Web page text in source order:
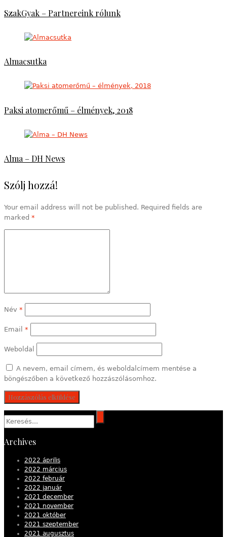
SzakGyak – Partnereink rólunk
Almacsutka
Paksi atomerőmű – élmények, 2018
Alma – DH News
Szólj hozzá!
Your email address will not be published. Required fields are
marked *
Név *
Email *
Weboldal
A nevem, email címem, és weboldalcímem mentése a
böngészőben a következő hozzászólásomhoz.
Archives
2022 április
2022 március
2022 február
2022 január
2021 december
2021 november
2021 október
2021 szeptember
2021 augusztus